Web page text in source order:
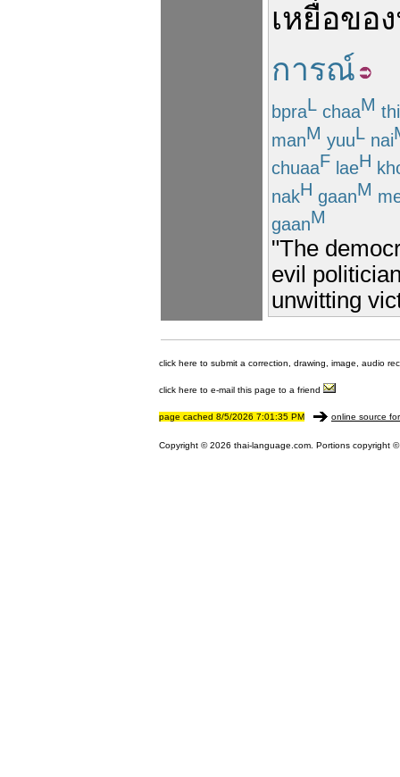
เหยื่อของ
การณ์
bpraL chaaM
manM yuuL nai
chuaaF laeH
nakH gaanM
gaanM
"The
evil
unwitting
click here to submit a correction, drawing, image, audio
click here to e-mail this page to a friend
page cached 8/5/2026 7:01:35 PM online source
Copyright © 2026 thai-language.com. Portions copyright